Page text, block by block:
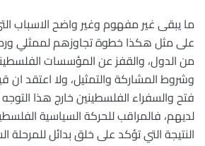
ما يبقى غير مفهوم وغير واضح الاسباب
على مثل هكذا خطوة تجاوزهم لممثلي
من الدول، والقفز عن المؤسسات
وشروط المشاركة والتمثيل، ولا اعتقد ان
فتح والسفراء الفلسطينين خارج هذا
لديهم، فالمراقب للحركة السياسية
النتيجة التي تؤكد على خلق بدائل للمرحلة